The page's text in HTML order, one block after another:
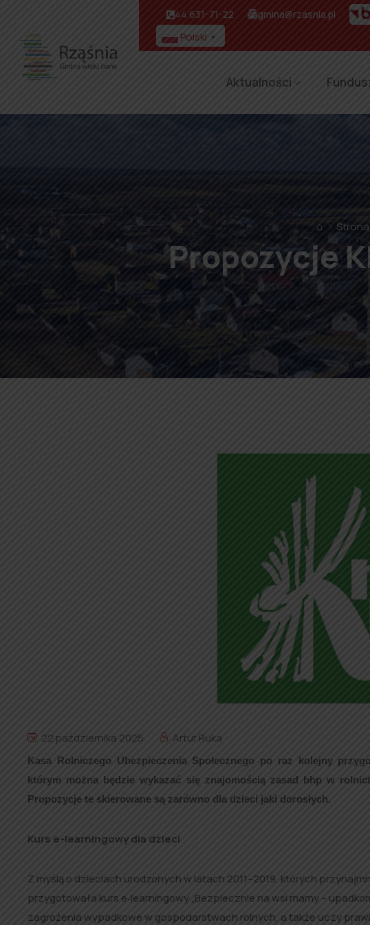
44 631-71-22 gmina@rzasnia.pl
Polski ▼
Aktualności
⌂
Propozycje
22 października 2025 Artur Ruka
Kasa Rolniczego Ubezpieczenia Społecznego po raz kolejny
którym można będzie wykazać się znajomością zasad bhp w
Propozycje te skierowane są zarówno dla dzieci jaki dorosłych.
Kurs e-learningowy dla dzieci
Z myślą o dzieciach urodzonych w latach 2011–2019, których
przygotowała kurs e‑learningowy „Bezpiecznie na wsi mamy –
zagrożenia wypadkowe w gospodarstwach rolnych, a także uczy